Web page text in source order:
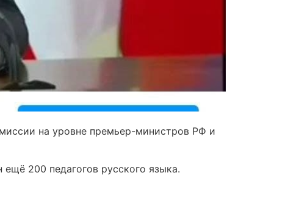
на уровне премьер-министров РФ и
200 педагогов русского языка.